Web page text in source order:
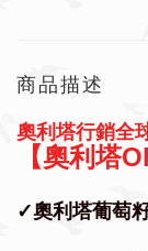
商品描述
奧利塔行銷全
【奧利塔
✓奧利塔葡萄